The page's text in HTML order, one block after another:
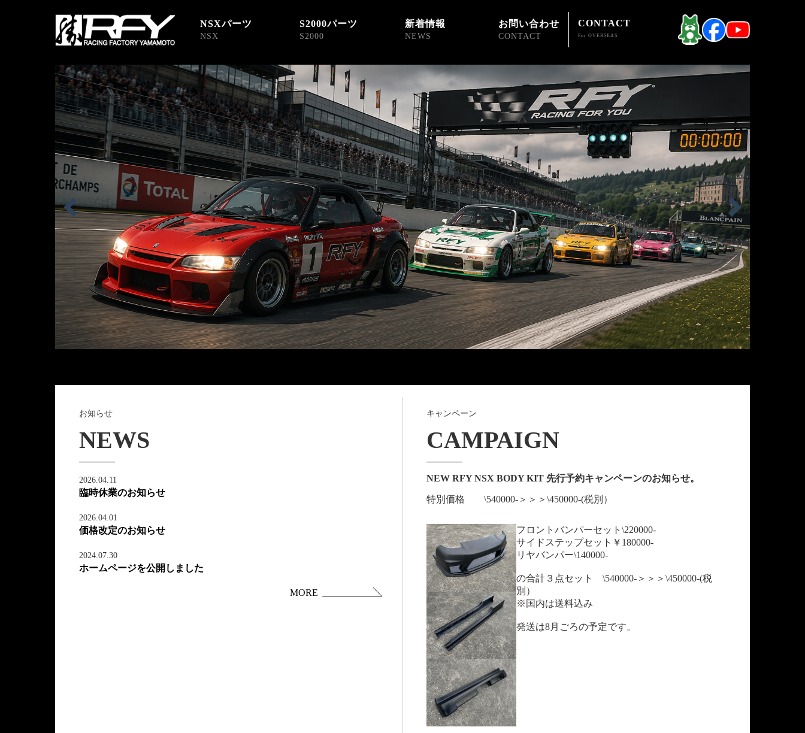
NSXパーツ
NSX
S2000パーツ
S2000
新着情報
NEWS
お問い合わせ
CONTACT
CONTACT
For OVERSEAS
R.F.Y レーシングファクトリーヤマモト RFY NSX S2000 HONDA チューニング アフターパーツ マフラー メンテナンス 兵庫 大阪 関西
お知らせ
NEWS
2026.04.11
臨時休業のお知らせ
2026.04.01
価格改定のお知らせ
2024.07.30
ホームページを公開しました
MORE
キャンペーン
CAMPAIGN
NEW RFY NSX BODY KIT 先行予約キャンペーンのお知らせ。
特別価格 \540000-＞＞＞\450000-(税別）
フロントバンパーセット\220000-
サイドステップセット￥180000-
リヤバンパー\140000-
の合計３点セット \540000-＞＞＞\450000-(税
別）
※国内は送料込み
発送は8月ごろの予定です。